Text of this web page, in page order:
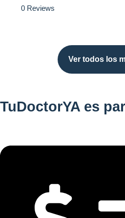
0 Reviews
Ver todos los
TuDoctorYA es